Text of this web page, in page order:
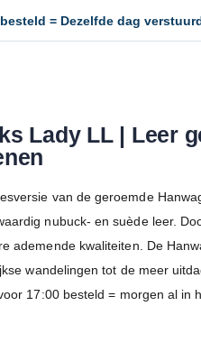
= Dezelfde dag
Lady LL | Leer
van de geroemde
nubuck- en suède leer.
ademende kwaliteiten. De
wandelingen tot de meer
17:00 besteld = morgen al in